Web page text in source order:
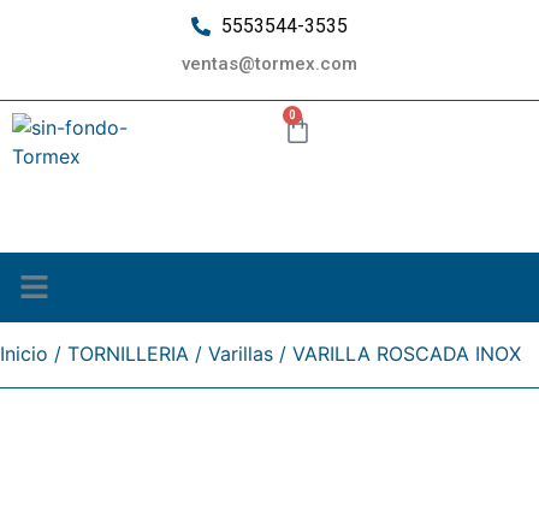
5553544-3535
ventas@tormex.com
0
Inicio / TORNILLERIA / Varillas / VARILLA ROSCADA INOX